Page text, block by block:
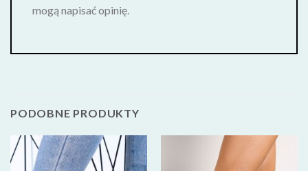
mogą napisać opinię.
PODOBNE PRODUKTY